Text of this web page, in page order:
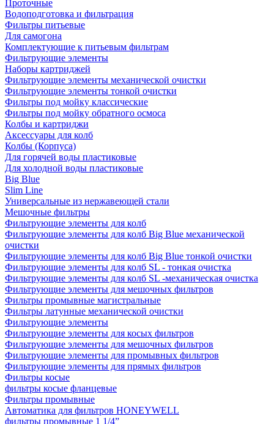
Проточные
Водоподготовка и фильтрация
Фильтры питьевые
Для самогона
Комплектующие к питьевым фильтрам
Фильтрующие элементы
Наборы картриджей
Фильтрующие элементы механической очистки
Фильтрующие элементы тонкой очистки
Фильтры под мойку классические
Фильтры под мойку обратного осмоса
Колбы и картриджи
Аксессуары для колб
Колбы (Корпуса)
Для горячей воды пластиковые
Для холодной воды пластиковые
Big Blue
Slim Line
Универсальные из нержавеющей стали
Мешочные фильтры
Фильтрующие элементы для колб
Фильтрующие элементы для колб Big Blue механической
очистки
Фильтрующие элементы для колб Big Blue тонкой очистки
Фильтрующие элементы для колб SL - тонкая очистка
Фильтрующие элементы для колб SL -механическая очистка
Фильтрующие элементы для мешочных фильтров
Фильтры промывные магистральные
Фильтры латунные механической очистки
Фильтрующие элементы
Фильтрующие элементы для косых фильтров
Фильтрующие элементы для мешочных фильтров
Фильтрующие элементы для промывных фильтров
Фильтрующие элементы для прямых фильтров
Фильтры косые
фильтры косые фланцевые
Фильтры промывные
Автоматика для фильтров HONEYWELL
фильтры промывные 1 1/4”